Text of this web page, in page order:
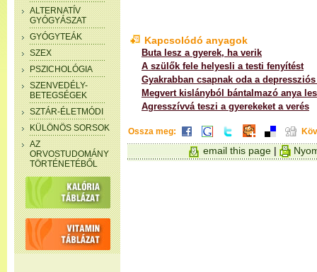
ALTERNATÍV
GYÓGYÁSZAT
GYÓGYTEÁK
SZEX
PSZICHOLÓGIA
SZENVEDÉLY-
BETEGSÉGEK
SZTÁR-ÉLETMÓDI
KÜLÖNÖS SORSOK
AZ
ORVOSTUDOMÁNY
TÖRTÉNETÉBŐL
Kapcsolódó anyagok
Buta lesz a gyerek, ha verik
A szülők fele helyesli a testi fenyítést
Gyakrabban csapnak oda a
Megvert kislányból bántalmazó anya
Agresszívvá teszi a gyerekeket a verés
Ossza meg:
email this page |